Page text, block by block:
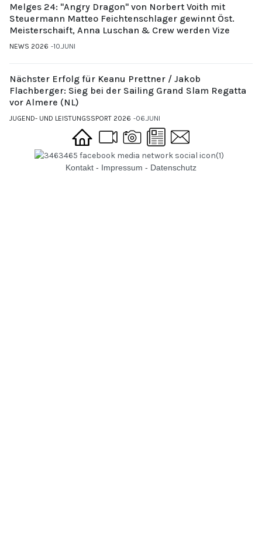
Melges 24: "Angry Dragon" von Norbert Voith mit
Steuermann Matteo Feichtenschlager gewinnt Öst.
Meisterschaift, Anna Luschan & Crew werden Vize
NEWS 2026 10.JUNI
Nächster Erfolg für Keanu Prettner / Jakob
Flachberger: Sieg bei der Sailing Grand Slam Regatta
vor Almere (NL)
JUGEND- UND LEISTUNGSSPORT 2026 06.JUNI
Kontakt - Impressum - Datenschutz